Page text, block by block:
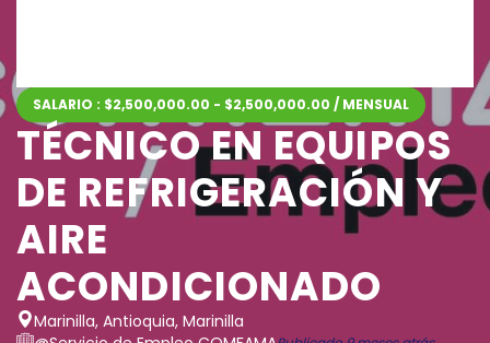
SALARIO : $2,500,000.00 - $2,500,000.00 / MENSUAL
TÉCNICO EN EQUIPOS
DE REFRIGERACIÓN Y
AIRE
ACONDICIONADO
Marinilla, Antioquia, Marinilla